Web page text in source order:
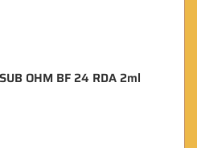
OHM BF 24 RDA 2ml